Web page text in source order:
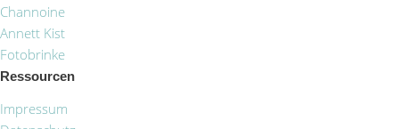
Channoine
Annett Kist
Fotobrinke
Ressourcen
Impressum